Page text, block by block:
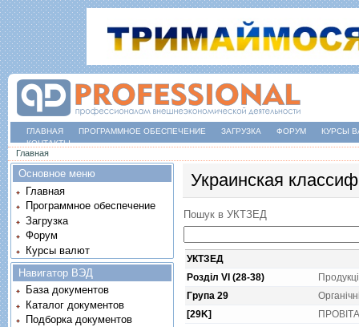
ГЛАВНАЯ ПРОГРАММНОЕ ОБЕСПЕЧЕНИЕ ЗАГРУЗКА ФОРУМ
КУРСЫ
КОНТАКТЫ
Вы здесь
Главная
Украинская
Пошук в УКТЗЕД
УКТЗЕД
Розділ VI (28-38)
Група 29
[29K]
Основное меню
Главная
Программное обеспечение
Загрузка
Форум
Курсы валют
Навигатор ВЭД
База документов
Каталог документов
Подборка документов